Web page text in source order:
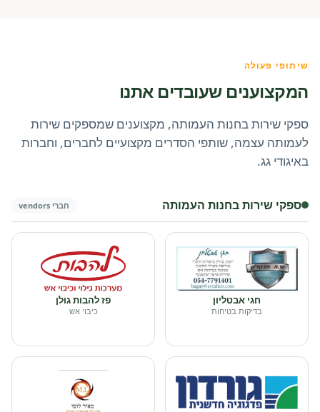
שיתופי פעולה
המקצוענים שעובדים אתנו
ספקי שירות בחנות העמותה, מקצוענים שמספקים שירות
לעמותה עצמה, שותפי הסדרים מקצועיים לחברים, וחברות
באיגודי גג.
ספקי שירות בחנות העמותה חברי vendors
חגי אבטליון
בדיקות בטיחות
פז להבות גולן
כיבוי אש